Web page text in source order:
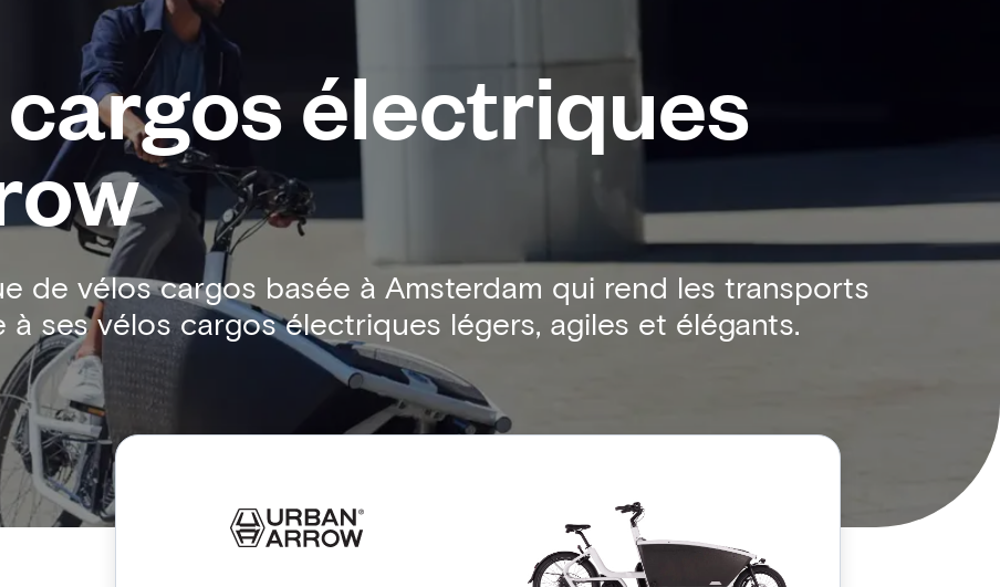
électriques
de vélos cargos basée à Amsterdam qui rend les transports
ses vélos cargos électriques légers, agiles et élégants.